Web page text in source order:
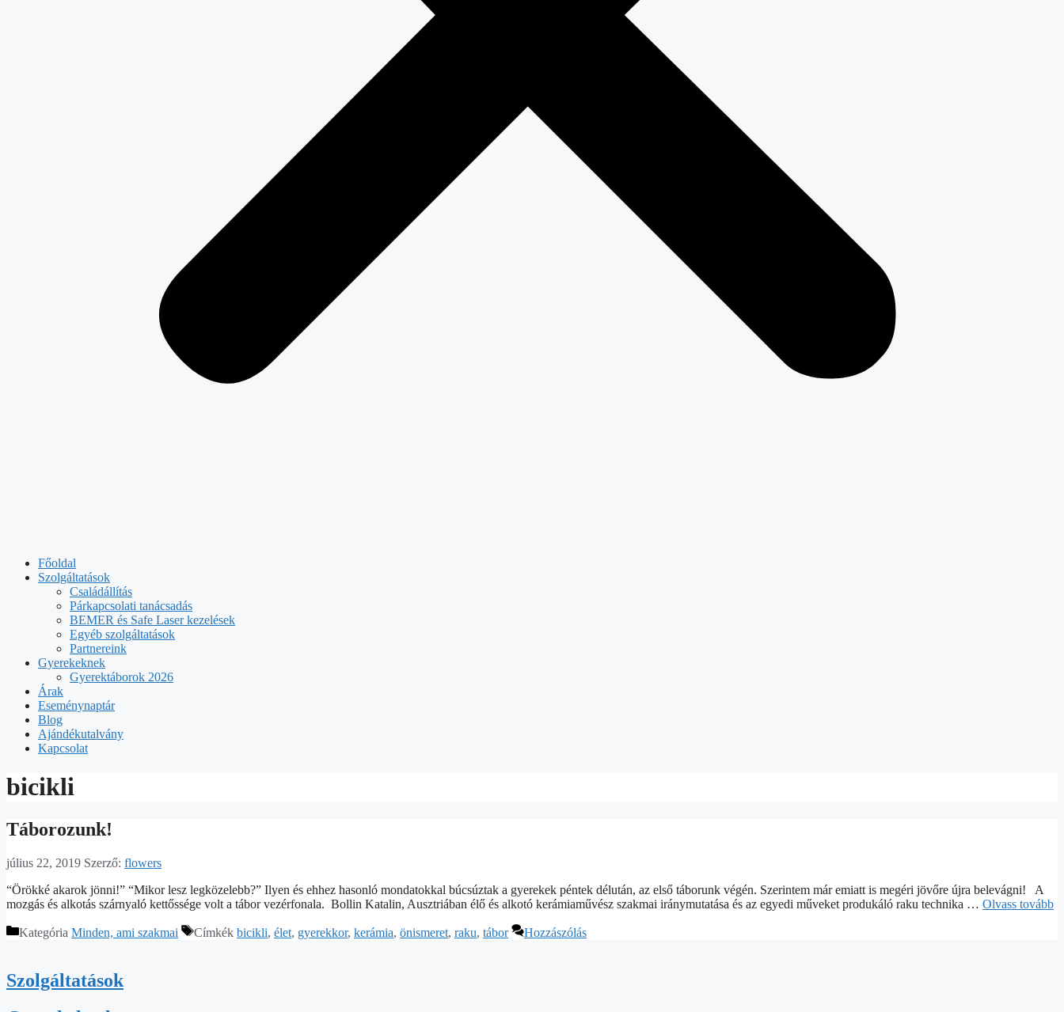
Főoldal
Szolgáltatások
Családállítás
Párkapcsolati tanácsadás
BEMER és Safe Laser kezelések
Egyéb szolgáltatások
Partnereink
Gyerekeknek
Gyerektáborok 2026
Árak
Eseménynaptár
Blog
Ajándékutalvány
Kapcsolat
bicikli
Táborozunk!
július 22, 2019 Szerző: flowers
“Örökké akarok jönni!” “Mikor lesz legközelebb?” Ilyen és ehhez hasonló mondatokkal búcsúztak a gyerekek péntek délután, az első táborunk végén. Szerintem már emiatt is megéri jövőre újra belevágni! A
mozgás és alkotás szárnyaló kettőssége volt a tábor vezérfonala. Bollin Katalin, Ausztriában élő és alkotó kerámiaművész szakmai iránymutatása és az egyedi műveket produkáló raku technika … Olvass tovább
Kategória Minden, ami szakmai Címkék bicikli, élet, gyerekkor, kerámia, önismeret, raku, tábor Hozzászólás
Szolgáltatások